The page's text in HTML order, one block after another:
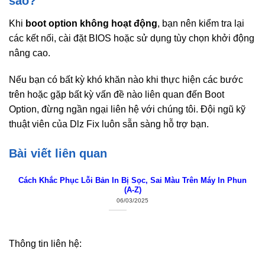
Khi boot option không hoạt động, bạn nên kiểm tra lại
các kết nối, cài đặt BIOS hoặc sử dụng tùy chọn khởi động
nâng cao.
Nếu bạn có bất kỳ khó khăn nào khi thực hiện các bước
trên hoặc gặp bất kỳ vấn đề nào liên quan đến Boot
Option, đừng ngần ngại liên hệ với chúng tôi. Đội ngũ kỹ
thuật viên của Dlz Fix luôn sẵn sàng hỗ trợ bạn.
Bài viết liên quan
Cách Khắc Phục Lỗi Bản In Bị Sọc, Sai Màu Trên Máy In Phun
(A-Z)
06/03/2025
Thông tin liên hệ: